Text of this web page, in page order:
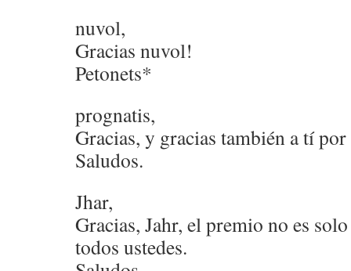
nuvol,
Gracias nuvol!
Petonets*
prognatis,
Gracias, y gracias también a tí
Saludos.
Jhar,
Gracias, Jahr, el premio no es
todos ustedes.